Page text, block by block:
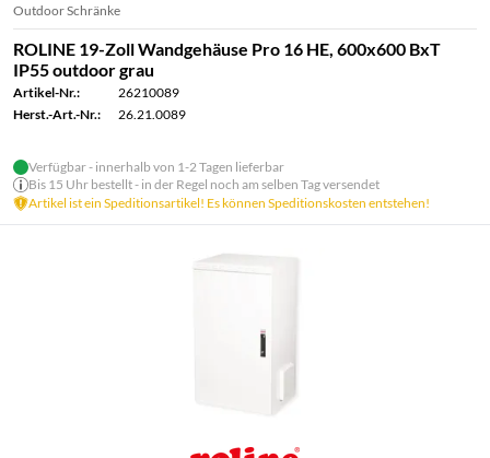
Outdoor Schränke
ROLINE 19-Zoll Wandgehäuse Pro 16 HE, 600x600 BxT
IP55 outdoor grau
Artikel-Nr.:
26210089
Herst.-Art.-Nr.:
26.21.0089
Verfügbar - innerhalb von 1-2 Tagen lieferbar
Bis 15 Uhr bestellt - in der Regel noch am selben Tag versendet
Artikel ist ein Speditionsartikel! Es können Speditionskosten entstehen!